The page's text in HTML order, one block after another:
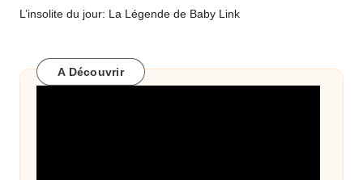
L’insolite du jour: La Légende de Baby Link
A Découvrir